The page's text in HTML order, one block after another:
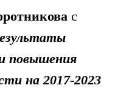
с
повышения
на 2017-2023